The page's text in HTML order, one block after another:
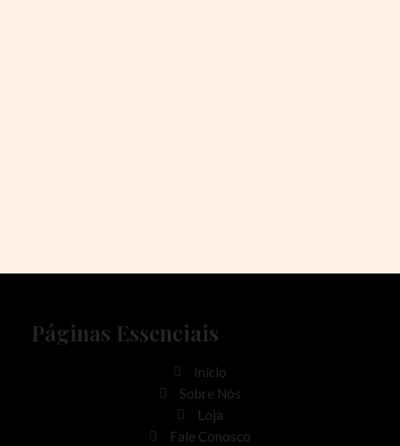
Páginas Essenciais
Início
Sobre Nós
Loja
Fale Conosco